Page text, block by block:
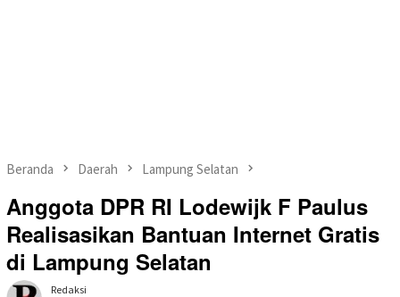
Beranda Daerah Lampung Selatan
Anggota DPR RI Lodewijk F Paulus
Realisasikan Bantuan Internet Gratis
di Lampung Selatan
Redaksi